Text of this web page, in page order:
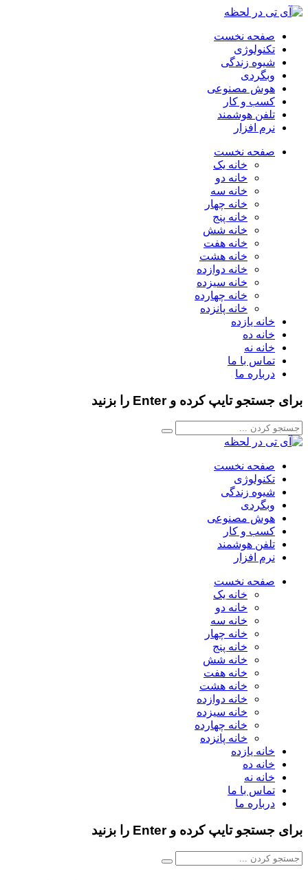
صفحه نخست
تکنولوژی
شیوه زندگی
وبگردی
هوش مصنوعی
کسب و کار
تلفن هوشمند
نرم افزار
صفحه نخست
خانه یک
خانه دو
خانه سه
خانه چهار
خانه پنج
خانه شش
خانه هفت
خانه هشت
خانه دوازده
خانه سیزده
خانه چهارده
خانه پانزده
خانه یازده
خانه ده
خانه نه
تماس با ما
درباره ما
برای جستجو تایپ کرده و Enter را بزنید
صفحه نخست
تکنولوژی
شیوه زندگی
وبگردی
هوش مصنوعی
کسب و کار
تلفن هوشمند
نرم افزار
صفحه نخست
خانه یک
خانه دو
خانه سه
خانه چهار
خانه پنج
خانه شش
خانه هفت
خانه هشت
خانه دوازده
خانه سیزده
خانه چهارده
خانه پانزده
خانه یازده
خانه ده
خانه نه
تماس با ما
درباره ما
برای جستجو تایپ کرده و Enter را بزنید